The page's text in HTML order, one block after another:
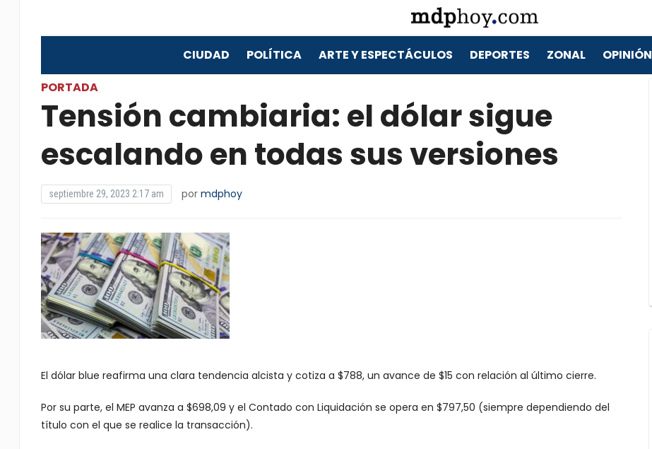
CIUDAD POLÍTICA ARTE Y ESPECTÁCULOS DEPORTES ZONAL OPINIÓN
PORTADA
Tensión cambiaria: el dólar sigue
escalando en todas sus versiones
septiembre 29, 2023 2:17 am por mdphoy
El dólar blue reafirma una clara tendencia alcista y cotiza a $788, un avance de $15 con relación al último cierre.
Por su parte, el MEP avanza a $698,09 y el Contado con Liquidación se opera en $797,50 (siempre dependiendo del
título con el que se realice la transacción).